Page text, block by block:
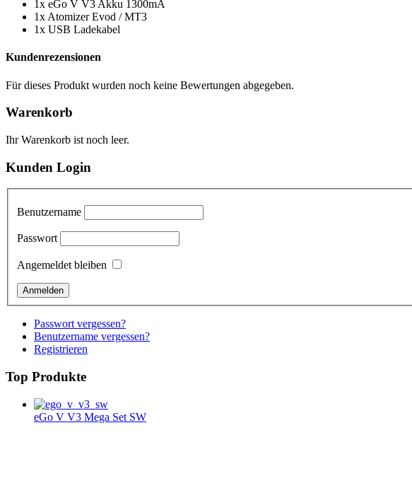
1x eGo V V3 Akku 1300mA
1x Atomizer Evod / MT3
1x USB Ladekabel
Kundenrezensionen
Für dieses Produkt wurden noch keine Bewertungen abgegeben.
Warenkorb
Ihr Warenkorb ist noch leer.
Kunden Login
Benutzername
Passwort
Angemeldet bleiben
Passwort vergessen?
Benutzername vergessen?
Registrieren
Top Produkte
eGo V V3 Mega Set SW